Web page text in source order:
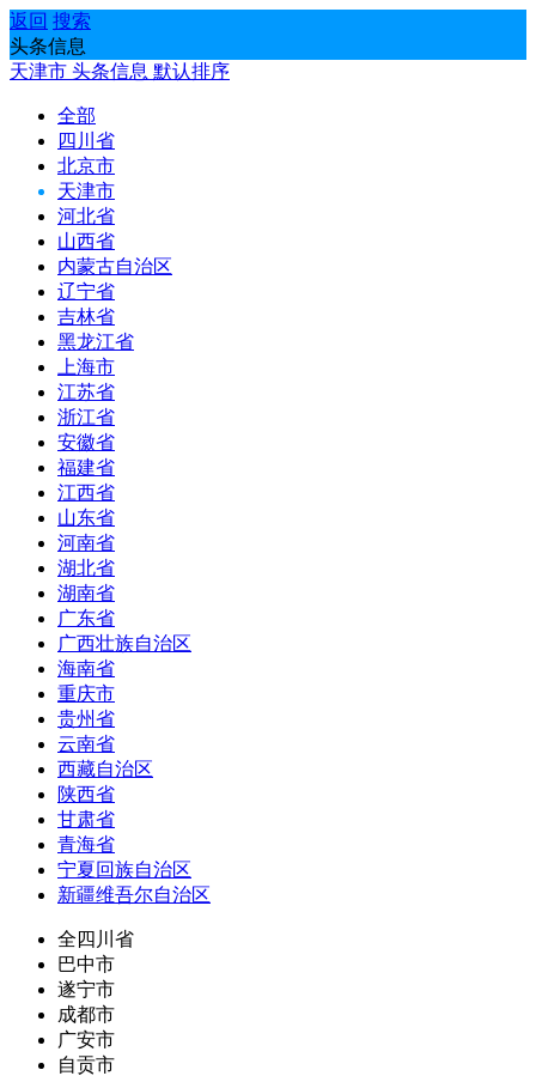
返回 搜索
头条信息
天津市 头条信息 默认排序
全部
四川省
北京市
天津市
河北省
山西省
内蒙古自治区
辽宁省
吉林省
黑龙江省
上海市
江苏省
浙江省
安徽省
福建省
江西省
山东省
河南省
湖北省
湖南省
广东省
广西壮族自治区
海南省
重庆市
贵州省
云南省
西藏自治区
陕西省
甘肃省
青海省
宁夏回族自治区
新疆维吾尔自治区
全四川省
巴中市
遂宁市
成都市
广安市
自贡市